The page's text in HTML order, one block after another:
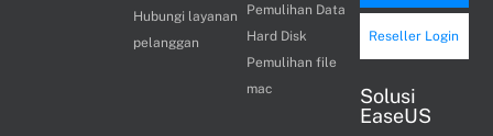
Hubungi layanan
pelanggan
Pemulihan Data
Hard Disk
Pemulihan file
mac
Reseller Login
Solusi
EaseUS